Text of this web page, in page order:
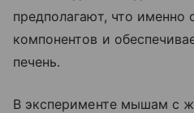
предполагают, что именно
компонентов и
печень.
В эксперименте мышам с